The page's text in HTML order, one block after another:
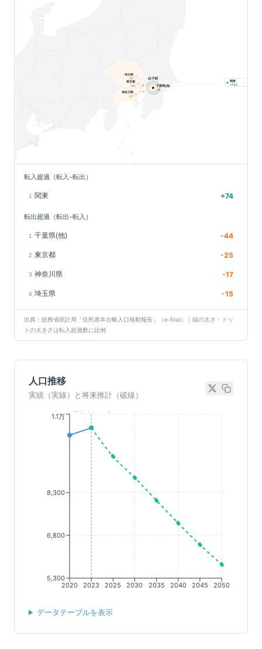
埼玉県
-15
神奈川県
-17
東京都
-25 千葉県(他)
-44
白子町
関東
+74人
転入超過（転入−転出）
1 関東 +74
転出超過（転出−転入）
1 千葉県(他) -44
2 東京都 -25
3 神奈川県 -17
4 埼玉県 -15
出典：総務省統計局「住民基本台帳人口移動報告」（e-Stat）｜線の太さ・ドッ
トの大きさは転入超過数に比例
人口推移
実績（実線）と将来推計（破線）
2020 2023 2025 2030 2035 2040 2045 2050
5,300
6,800
8,300
1.1万
データテーブルを表示